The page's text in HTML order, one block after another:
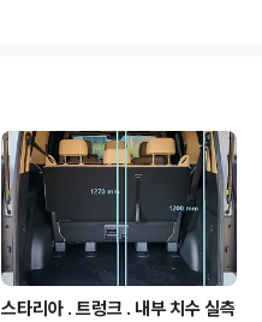
스타리아 . 트렁크 . 내부 치수 실측